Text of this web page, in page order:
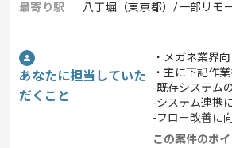
最寄り駅
八丁堀（東京都）/一部リモ
あなたに担当していた
だくこと
・メガネ業界
・主に下記作
-既存システム
-システム連携
-フロー改善に
この案件のポ